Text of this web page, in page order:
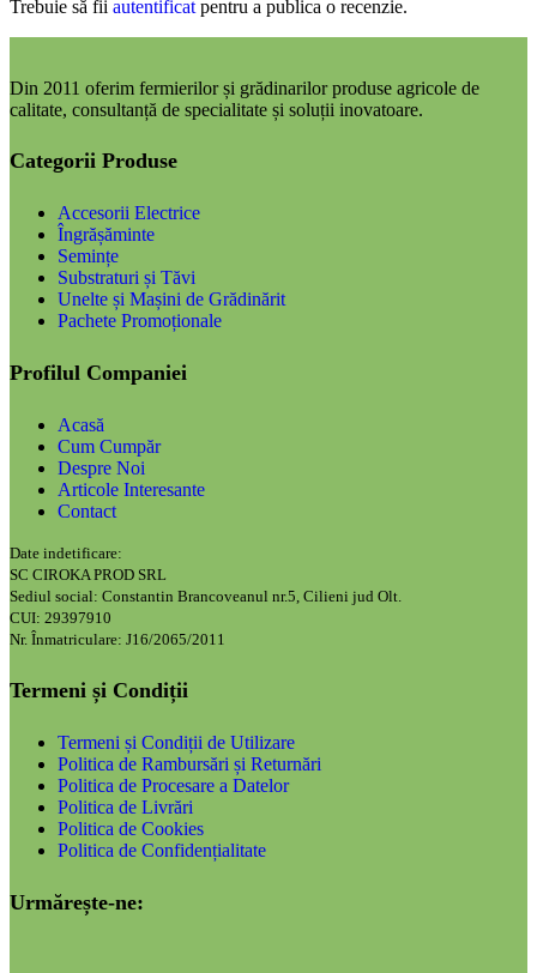
Trebuie să fii autentificat pentru a publica o recenzie.
Din 2011 oferim fermierilor și grădinarilor produse agricole de
calitate, consultanță de specialitate și soluții inovatoare.
Categorii Produse
Accesorii Electrice
Îngrășăminte
Semințe
Substraturi și Tăvi
Unelte și Mașini de Grădinărit
Pachete Promoționale
Profilul Companiei
Acasă
Cum Cumpăr
Despre Noi
Articole Interesante
Contact
Date indetificare:
SC CIROKA PROD SRL
Sediul social: Constantin Brancoveanul nr.5, Cilieni jud Olt.
CUI: 29397910
Nr. Înmatriculare: J16/2065/2011
Termeni și Condiții
Termeni și Condiții de Utilizare
Politica de Rambursări și Returnări
Politica de Procesare a Datelor
Politica de Livrări
Politica de Cookies
Politica de Confidențialitate
Urmărește-ne: